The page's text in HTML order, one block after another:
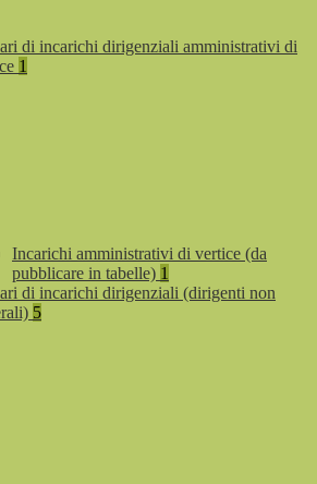
di incarichi dirigenziali amministrativi di
1
Incarichi amministrativi di vertice (da
pubblicare in tabelle) 1
di incarichi dirigenziali (dirigenti non
5